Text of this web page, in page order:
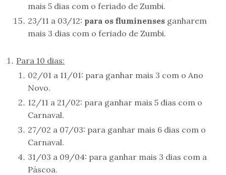
mais 5 dias com o feriado de Zumbi.
23/11 a 03/12: para os fluminensesganharem
mais 3 dias com o feriado de Zumbi.
Para 10 dias:
02/01 a 11/01: para ganhar mais 3 com o Ano
Novo.
12/11 a 21/02: para ganhar mais 5 dias com o
Carnaval.
27/02 a 07/03: para ganhar mais 6 dias com o
Carnaval.
31/03 a 09/04: para ganhar mais 3 dias com a
Páscoa.